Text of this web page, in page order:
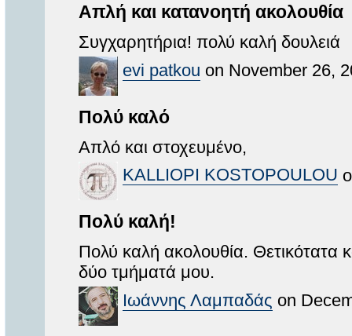
Απλή και κατανοητή ακολουθία
Συγχαρητήρια! πολύ καλή δουλειά
evi patkou on November 26,
Πολύ καλό
Απλό και στοχευμένο,
KALLIOPI KOSTOPOULOU
Πολύ καλή!
Πολύ καλή ακολουθία. Θετικότατα
δύο τμήματά μου.
Ιωάννης Λαμπαδάς on